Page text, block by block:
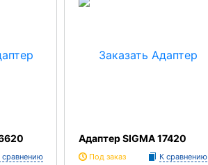
сравнению
Адаптер SIGMA 17420
Под заказ К сравнению